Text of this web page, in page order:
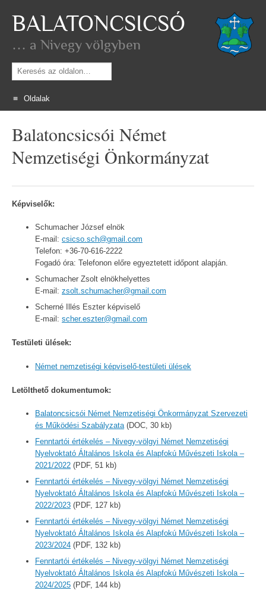
BALATONCSICSÓ
… a Nivegy völgyben
Keresés
Oldalak
Balatoncsicsói Német
Nemzetiségi Önkormányzat
Képviselők:
Schumacher József elnök
E-mail: csicso.sch@gmail.com
Telefon: +36-70-616-2222
Fogadó óra: Telefonon előre egyeztetett időpont alapján.
Schumacher Zsolt elnökhelyettes
E-mail: zsolt.schumacher@gmail.com
Scherné Illés Eszter képviselő
E-mail: scher.eszter@gmail.com
Testületi ülések:
Német nemzetiségi képviselő-testületi ülések
Letölthető dokumentumok:
Balatoncsicsói Német Nemzetiségi Önkormányzat Szervezeti
és Működési Szabályzata(DOC, 30 kb)
Fenntartói értékelés – Nivegy-völgyi Német Nemzetiségi
Nyelvoktató Általános Iskola és Alapfokú Művészeti Iskola –
2021/2022 (PDF, 51 kb)
Fenntartói értékelés – Nivegy-völgyi Német Nemzetiségi
Nyelvoktató Általános Iskola és Alapfokú Művészeti Iskola –
2022/2023 (PDF, 127 kb)
Fenntartói értékelés – Nivegy-völgyi Német Nemzetiségi
Nyelvoktató Általános Iskola és Alapfokú Művészeti Iskola –
2023/2024 (PDF, 132 kb)
Fenntartói értékelés – Nivegy-völgyi Német Nemzetiségi
Nyelvoktató Általános Iskola és Alapfokú Művészeti Iskola –
2024/2025 (PDF, 144 kb)